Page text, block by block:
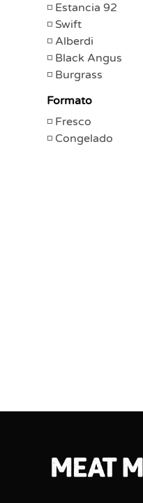
Estancia 92
Swift
Alberdi
Black Angus
Burgrass
Formato
Fresco
Congelado